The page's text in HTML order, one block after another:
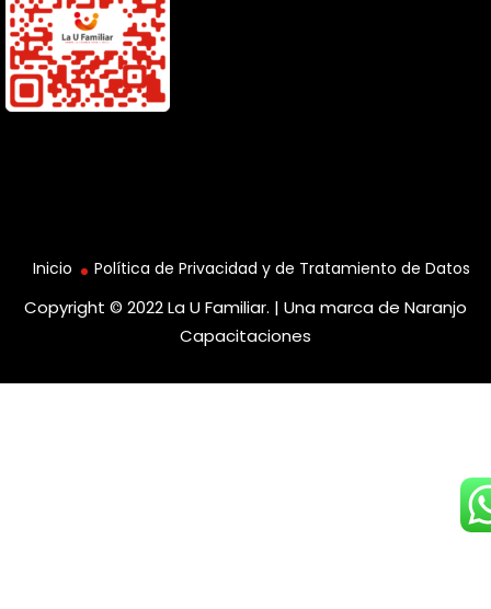
Copyright © 2022 La U Familiar. | Una marca de Naranjo
Capacitaciones
Inicio Política de Privacidad y de Tratamiento de Datos